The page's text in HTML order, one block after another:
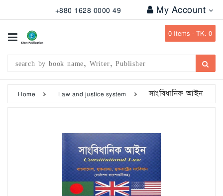
+880 1628 0000 49 My Account
0 Items -TK. 0
Categories
Publication
Home Law and justice system সাংবিধানিক আইন